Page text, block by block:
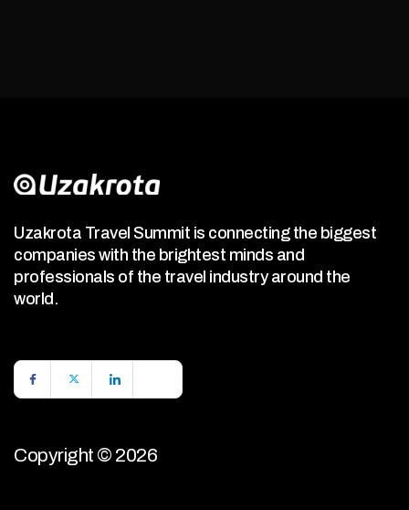
Uzakrota Travel Summit is connecting the biggest
companies with the brightest minds and
professionals of the travel industry around the
world.
Copyright © 2026